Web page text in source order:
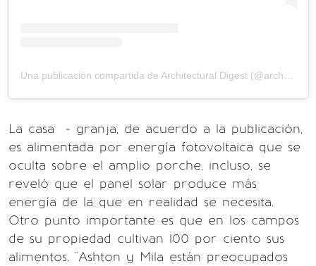
La casa - granja, de acuerdo a la publicación,
es alimentada por energía fotovoltaica que se
oculta sobre el amplio porche, incluso, se
reveló que el panel solar produce más
energía de la que en realidad se necesita.
Otro punto importante es que en los campos
de su propiedad cultivan 100 por ciento sus
alimentos. "Ashton y Mila están preocupados